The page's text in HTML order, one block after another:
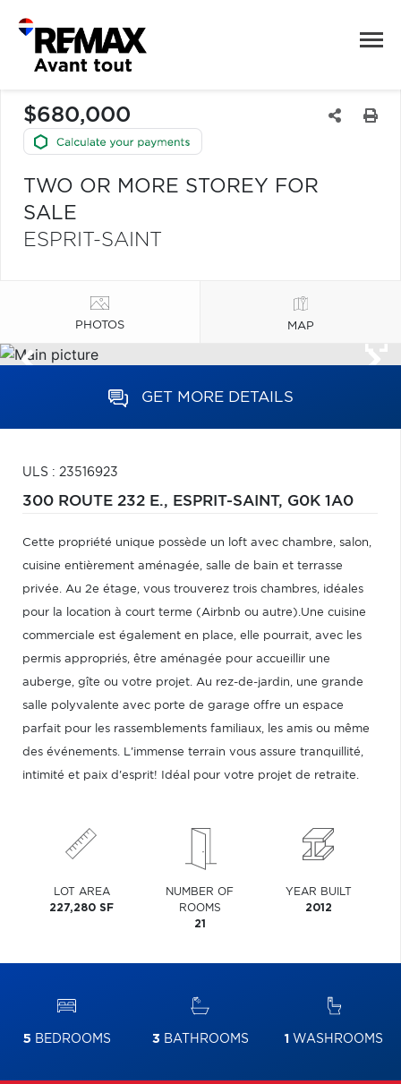
$680,000
TWO OR MORE STOREY FOR
SALE
ESPRIT-SAINT
PHOTOS MAP
GET MORE DETAILS
ULS : 23516923
300 ROUTE 232 E., ESPRIT-SAINT, G0K 1A0
Cette propriété unique possède un loft avec chambre, salon,
cuisine entièrement aménagée, salle de bain et terrasse
privée. Au 2e étage, vous trouverez trois chambres, idéales
pour la location à court terme (Airbnb ou autre).Une cuisine
commerciale est également en place, elle pourrait, avec les
permis appropriés, être aménagée pour accueillir une
auberge, gîte ou votre projet. Au rez-de-jardin, une grande
salle polyvalente avec porte de garage offre un espace
parfait pour les rassemblements familiaux, les amis ou même
des événements. L'immense terrain vous assure tranquillité,
intimité et paix d'esprit! Idéal pour votre projet de retraite.
LOT AREA
227,280 SF
NUMBER OF
ROOMS
21
YEAR BUILT
2012
5 BEDROOMS 3 BATHROOMS 1 WASHROOMS